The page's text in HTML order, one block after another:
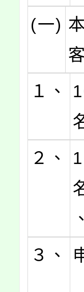
(一)
１、
２、
３、